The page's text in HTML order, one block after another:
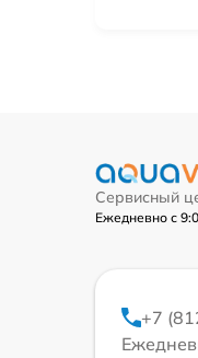
Сервисный
Ежедневно с
+7